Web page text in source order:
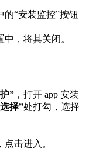
的“安装监控”按钮
，将其关闭。
” ，打开 app 安装
择”处打勾，选择
击进入。